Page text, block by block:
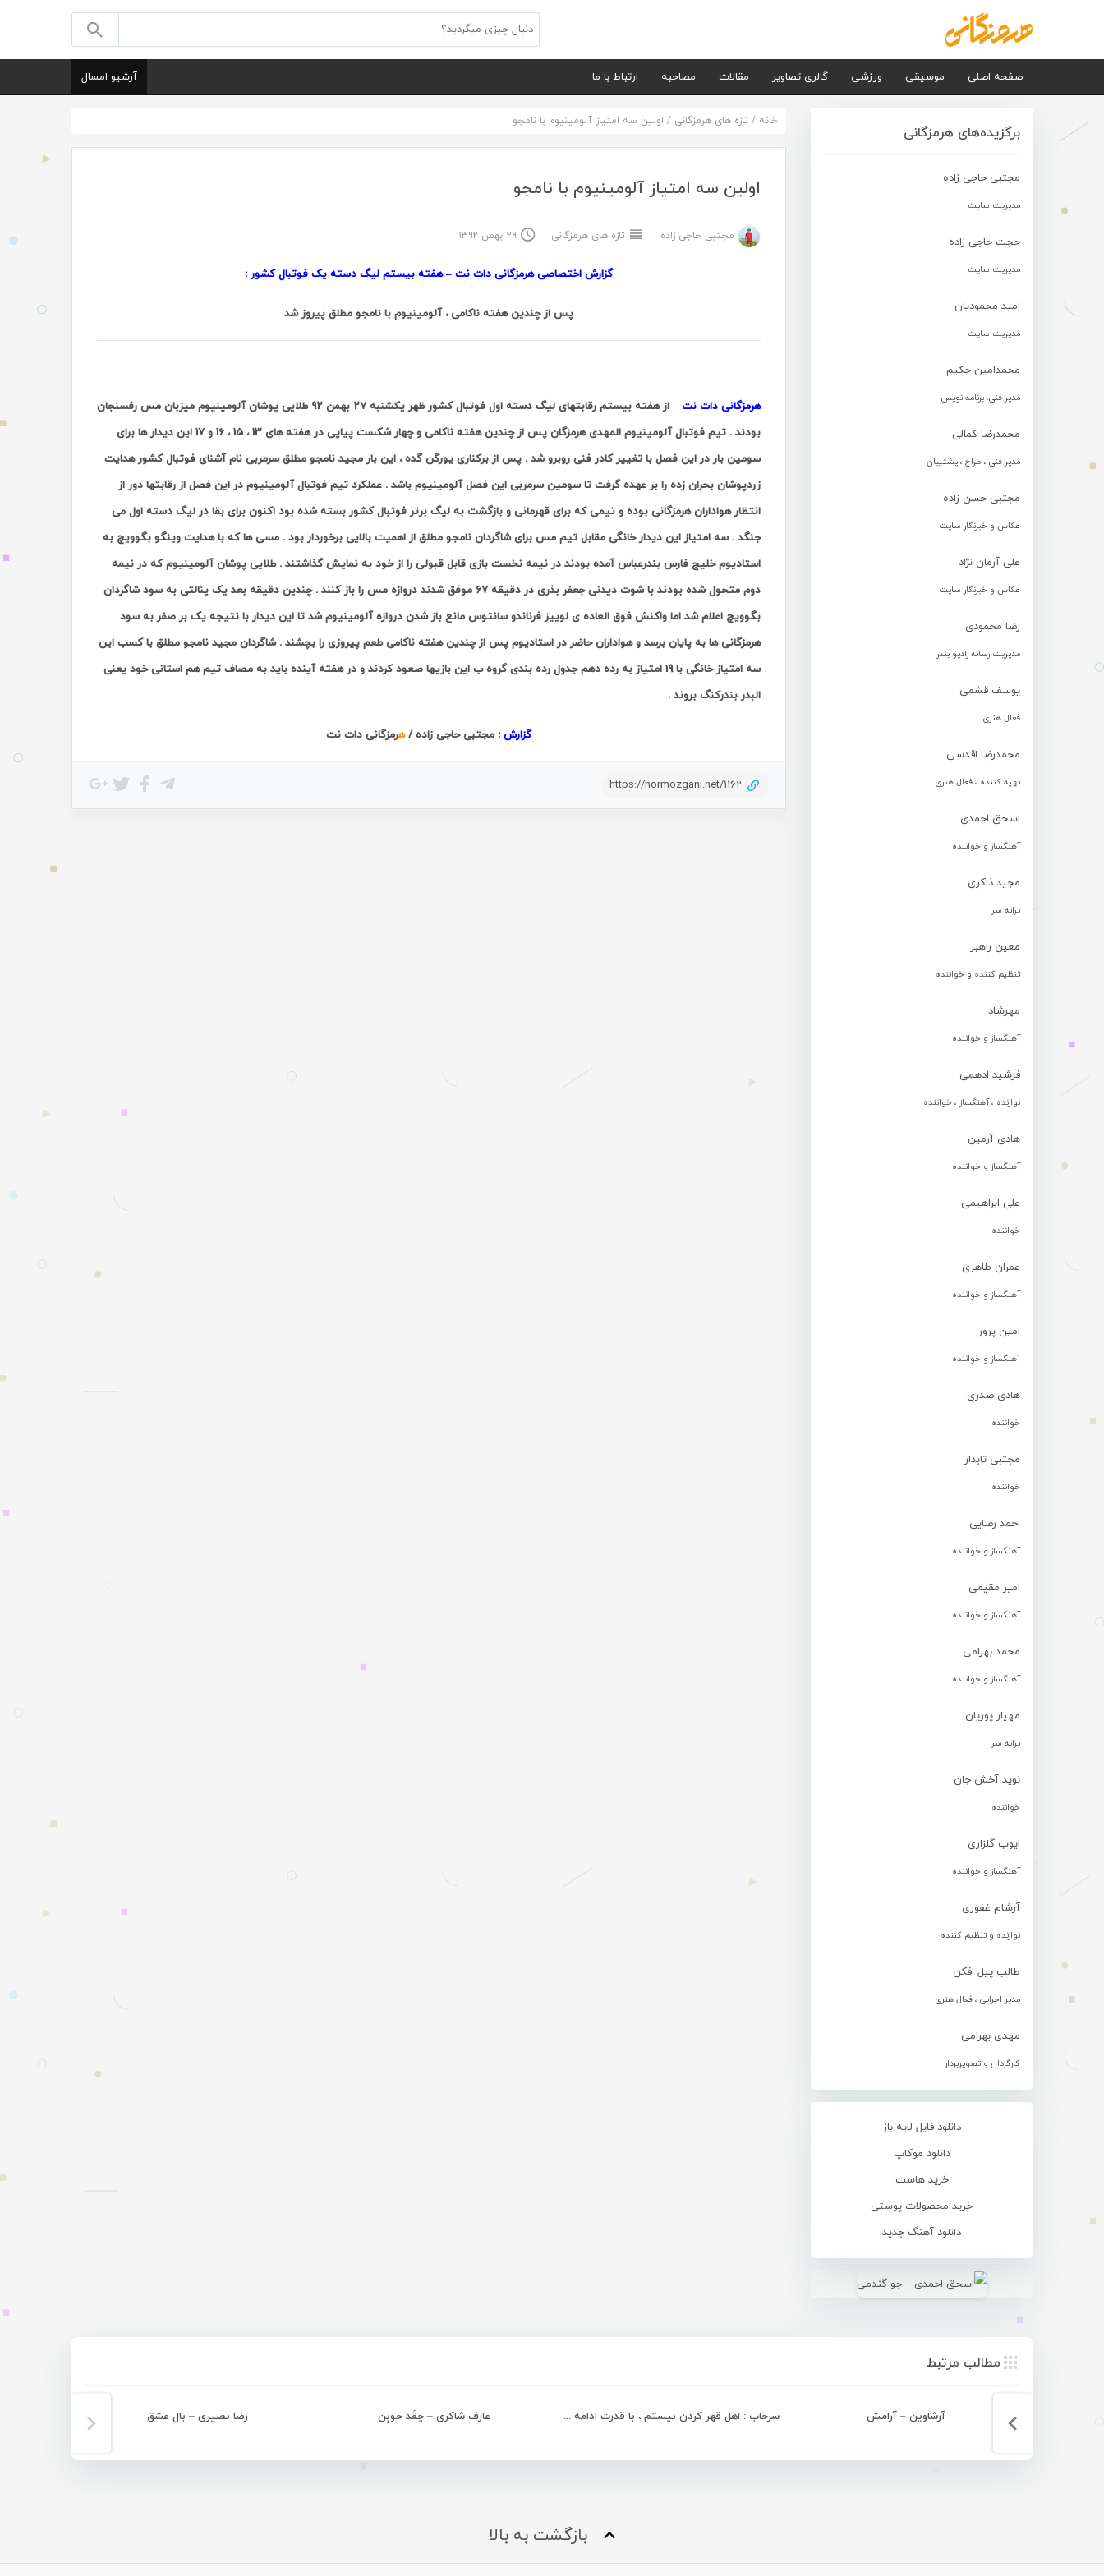
صفحه اصلی موسیقی ورزشی گالری تصاویر مقالات مصاحبه ارتباط با ما آرشیو امسال
برگزیده‌های هرمزگانی
مجتبی حاجی زاده
مدیریت سایت
حجت حاجی زاده
مدیریت سایت
امید محمودیان
مدیریت سایت
محمدامین حکیم
مدیر فنی، برنامه نویس
محمدرضا کمالی
مدیر فنی ، طراح ، پشتیبان
مجتبی حسن زاده
عکاس و خبرنگار سایت
علی آرمان نژاد
عکاس و خبرنگار سایت
رضا محمودی
مدیریت رسانه رادیو بندر
یوسف قشمی
فعال هنری
محمدرضا اقدسی
تهیه کننده ، فعال هنری
اسحق احمدی
آهنگساز و خواننده
مجید ذاکری
ترانه سرا
معین راهبر
تنظیم کننده و خواننده
مهرشاد
آهنگساز و خواننده
فرشید ادهمی
نوازنده ، آهنگساز ، خواننده
هادی آرمین
آهنگساز و خواننده
علی ابراهیمی
خواننده
عمران طاهری
آهنگساز و خواننده
امین پرور
آهنگساز و خواننده
هادی صدری
خواننده
مجتبی تابدار
خواننده
احمد رضایی
آهنگساز و خواننده
امیر مقیمی
آهنگساز و خواننده
محمد بهرامی
آهنگساز و خواننده
مهیار پوریان
ترانه سرا
نوید آخش جان
خواننده
ایوب گلزاری
آهنگساز و خواننده
آرشام غفوری
نوازنده و تنظیم کننده
طالب پیل افکن
مدیر اجرایی ، فعال هنری
مهدی بهرامی
کارگردان و تصویربردار
دانلود فایل لایه باز
دانلود موکاپ
خرید هاست
خرید محصولات پوستی
دانلود آهنگ جدید
خانه / تازه های هرمزگانی / اولین سه امتیاز آلومینیوم با نامجو
اولین سه امتیاز آلومینیوم با نامجو
مجتبی حاجی زاده تازه های هرمزگانی ۲۹ بهمن ۱۳۹۲
گزارش اختصاصی هرمزگانی دات نت – هفته بیستم لیگ دسته یک فوتبال کشور :
پس از چندین هفته ناکامی ، آلومینیوم با نامجو مطلق پیروز شد
هرمزگانی دات نت – از هفته بیستم رقابتهای لیگ دسته اول فوتبال کشور
ظهر یکشنبه 27 بهمن 92 طلایی پوشان آلومینیوم میزبان مس رفسنجان
بودند .
تیم فوتبال آلومینیوم المهدی هرمزگان پس از چندین هفته ناکامی و چهار شکست پیاپی در هفته های 13 ، 15 ، 16 و 17 این دیدار ها برای
سومین بار در این فصل با تغییر کادر فنی روبرو شد . پس از برکناری یورگن گده ، این بار مجید نامجو مطلق سرمربی نام آشنای فوتبال کشور هدایت
زردپوشان بحران زده را بر عهده گرفت تا سومین سرمربی این فصل آلومینیوم باشد . عملکرد تیم فوتبال آلومینیوم در این فصل از رقابتها دور از
انتظار هواداران هرمزگانی بوده و تیمی که برای قهرمانی و بازگشت به لیگ برتر فوتبال کشور بسته شده بود اکنون برای بقا در لیگ دسته اول می
جنگد . سه امتیاز این دیدار خانگی مقابل تیم مس برای شاگردان نامجو مطلق از اهمیت بالایی برخوردار بود . مسی ها که با هدایت وینگو بگوویچ به
استادیوم خلیج فارس بندرعباس آمده بودند در نیمه نخست بازی قابل قبولی را از خود به نمایش گذاشتند . طلایی پوشان آلومینیوم که در نیمه
دوم متحول شده بودند با شوت دیدنی جعفر بذری در دقیقه 67 موفق شدند دروازه مس را باز کنند . چندین دقیقه بعد یک پنالتی به سود شاگردان
بگوویچ اعلام شد اما واکنش فوق العاده ی لوییز فرناندو سانتوس مانع باز شدن دروازه آلومینیوم شد تا این دیدار با نتیجه یک بر صفر به سود
هرمزگانی ها به پایان برسد و هواداران حاضر در استادیوم پس از چندین هفته ناکامی طعم پیروزی را بچشند . شاگردان مجید نامجو مطلق با کسب این
سه امتیاز خانگی با 19 امتیاز به رده دهم جدول رده بندی گروه ب این بازیها صعود کردند و در هفته آینده باید به مصاف تیم هم استانی خود یعنی
البدر بندرکنگ بروند .
گزارش : مجتبی حاجی زاده /هرمزگانی دات نت
https://hormozgani.net/1162
مطالب مرتبط
آرشاوین – آرامش سرخاب : اهل قهر کردن نیستم ، با قدرت ادامه می دهم عارف شاکری – چقَد خوبِن رضا نصیری – بال عشق
بازگشت به بالا